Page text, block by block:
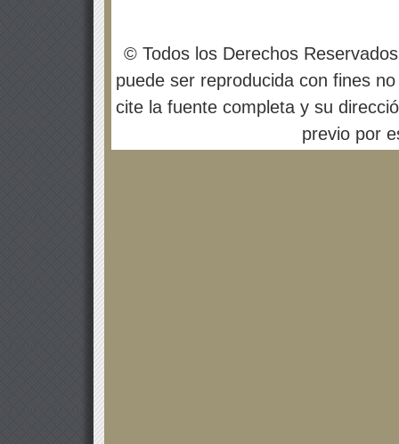
© Todos los Derechos
puede ser reproducida con fines
cite la fuente completa y su
previo por